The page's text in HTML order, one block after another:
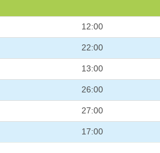
12:00
22:00
13:00
26:00
27:00
17:00